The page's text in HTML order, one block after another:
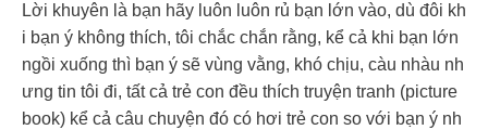
Lời khuyên là bạn hãy luôn luôn rủ bạn lớn vào, dù đôi kh
i bạn ý không thích, tôi chắc chắn rằng, kể cả khi bạn lớn
ngồi xuống thì bạn ý sẽ vùng vằng, khó chịu, càu nhàu nh
ưng tin tôi đi, tất cả trẻ con đều thích truyện tranh (picture
book) kể cả câu chuyện đó có hơi trẻ con so với bạn ý nh